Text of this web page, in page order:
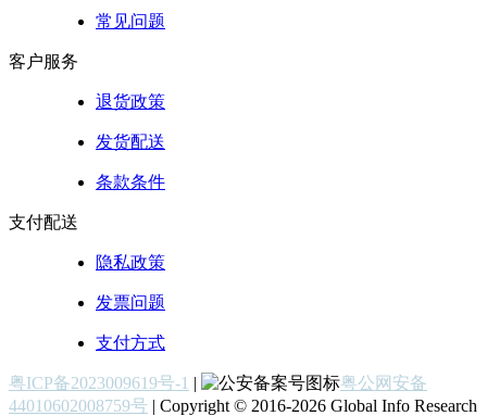
常见问题
客户服务
退货政策
发货配送
条款条件
支付配送
隐私政策
发票问题
支付方式
粤ICP备2023009619号-1 |
粤公网安备
44010602008759号 | Copyright © 2016-2026 Global Info Research